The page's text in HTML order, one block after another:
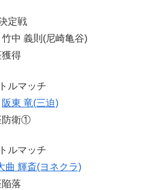
定戦
中 義則(尼崎亀谷)
得
ルマッチ
阪東 竜(三迫)
防衛①
ルマッチ
曲 輝斎(ヨネクラ)
落